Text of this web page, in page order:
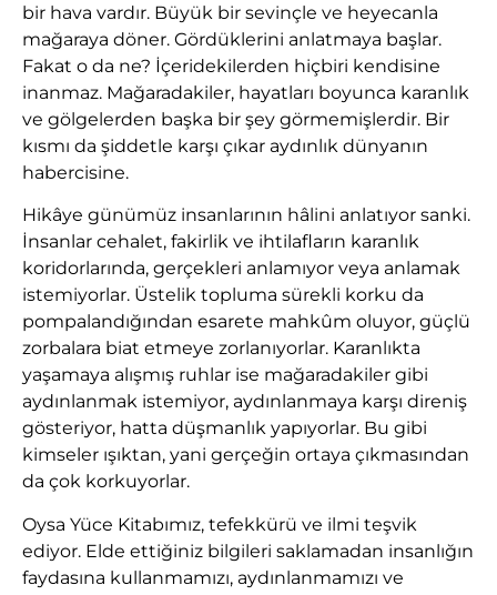
bir hava vardır. Büyük bir sevinçle ve heyecanla
mağaraya döner. Gördüklerini anlatmaya başlar.
Fakat o da ne? İçeridekilerden hiçbiri kendisine
inanmaz. Mağaradakiler, hayatları boyunca karanlık
ve gölgelerden başka bir şey görmemişlerdir. Bir
kısmı da şiddetle karşı çıkar aydınlık dünyanın
habercisine.
Hikâye günümüz insanlarının hâlini anlatıyor sanki.
İnsanlar cehalet, fakirlik ve ihtilafların karanlık
koridorlarında, gerçekleri anlamıyor veya anlamak
istemiyorlar. Üstelik topluma sürekli korku da
pompalandığından esarete mahkûm oluyor, güçlü
zorbalara biat etmeye zorlanıyorlar. Karanlıkta
yaşamaya alışmış ruhlar ise mağaradakiler gibi
aydınlanmak istemiyor, aydınlanmaya karşı direniş
gösteriyor, hatta düşmanlık yapıyorlar. Bu gibi
kimseler ışıktan, yani gerçeğin ortaya çıkmasından
da çok korkuyorlar.
Oysa Yüce Kitabımız, tefekkürü ve ilmi teşvik
ediyor. Elde ettiğiniz bilgileri saklamadan insanlığın
faydasına kullanmamızı, aydınlanmamızı ve